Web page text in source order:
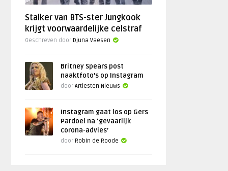
Stalker van BTS-ster Jungkook
krijgt voorwaardelijke celstraf
Geschreven door Djuna Vaesen
Britney Spears post
naaktfoto’s op Instagram
doorArtiesten Nieuws
Instagram gaat los op Gers
Pardoel na ‘gevaarlijk
corona-advies’
door Robin de Roode